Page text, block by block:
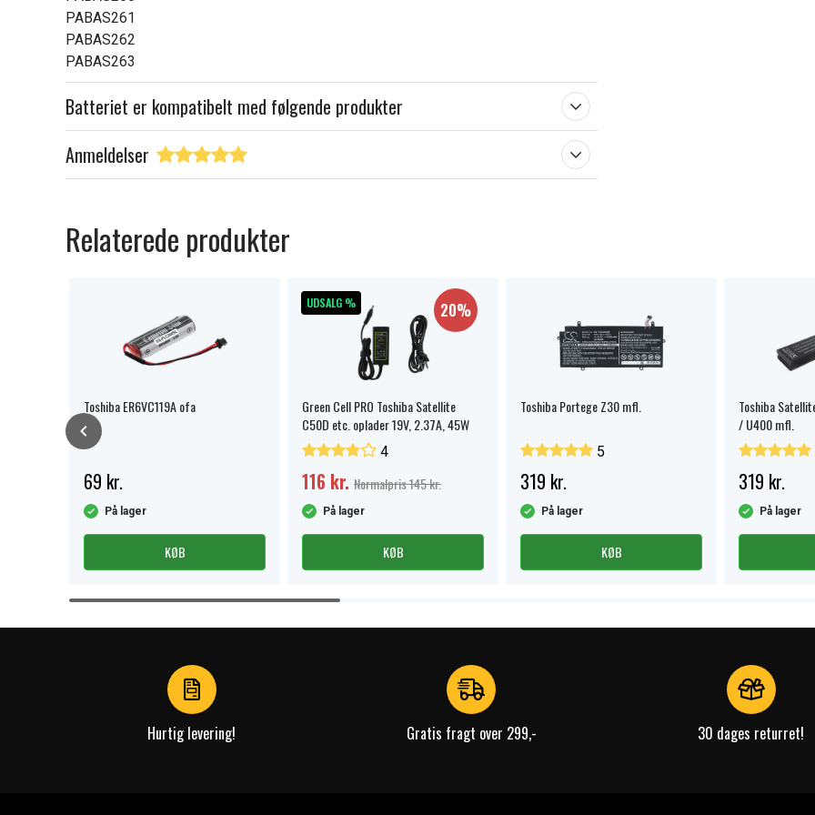
PABAS261
PABAS262
PABAS263
Batteriet er kompatibelt med følgende produkter
Anmeldelser
Relaterede produkter
Toshiba ER6VC119A ofa
69 kr.
På lager
KØB
UDSALG % 20%
Green Cell PRO Toshiba Satellite
C50D etc. oplader 19V, 2.37A, 45W
4
116 kr. Normalpris 145 kr.
På lager
KØB
Toshiba Portege Z30 mfl.
5
319 kr.
På lager
KØB
Toshiba
/ U400 mfl.
319 kr.
På lager
Item
Hurtig levering! Gratis fragt over 299,- 30 dages returret!